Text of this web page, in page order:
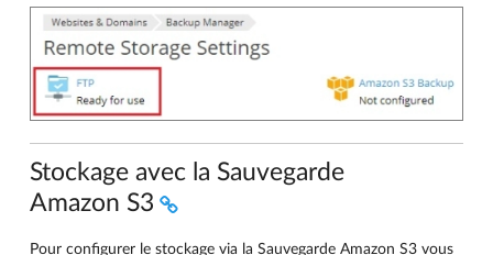
Stockage avec la Sauvegarde
Amazon S3
Pour configurer le stockage via la Sauvegarde Amazon S3 vous